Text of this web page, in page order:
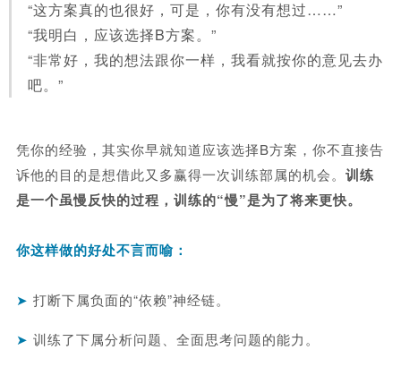
“这方案真的也很好，可是，你有没有想过……”
“我明白，应该选择B方案。”
“非常好，我的想法跟你一样，我看就按你的意见去办
吧。”
凭你的经验，其实你早就知道应该选择B方案，你不直接告
诉他的目的是想借此又多赢得一次训练部属的机会。 训练
是一个虽慢反快的过程，训练的“慢”是为了将来更快。
你这样做的好处不言而喻：
➤ 打断下属负面的“依赖”神经链。
➤ 训练了下属分析问题、全面思考问题的能力。